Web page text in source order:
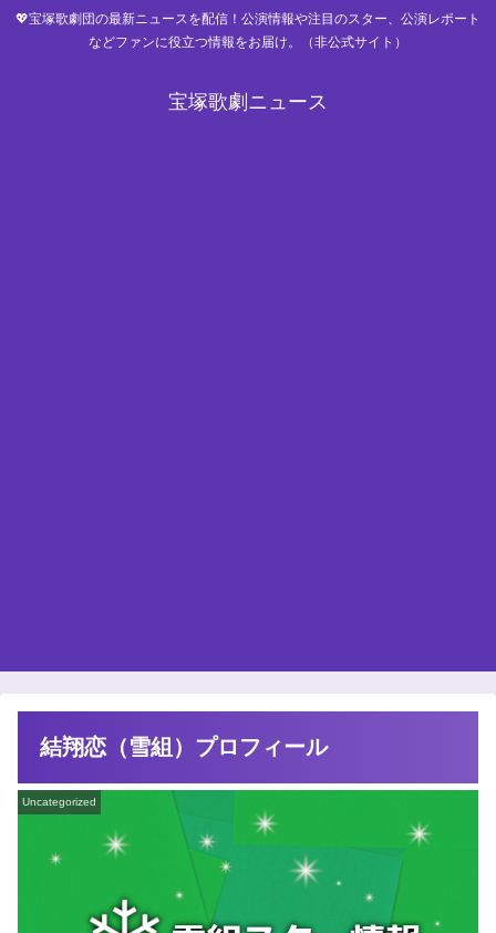
💖宝塚歌劇団の最新ニュースを配信！公演情報や注目のスター、公演レポート
などファンに役立つ情報をお届け。（非公式サイト）
宝塚歌劇ニュース
結翔恋（雪組）プロフィール
Uncategorized